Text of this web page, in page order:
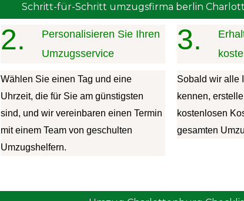
Schritt-für-Schritt umzugsfirma berlin
2.
Personalisieren Sie Ihren
Umzugsservice
Wählen Sie einen Tag und eine
Uhrzeit, die für Sie am günstigsten
sind, und wir vereinbaren einen Termin
mit einem Team von geschulten
Umzugshelfern.
3.
Sobald wir alle
kennen,
kostenlosen
gesamten